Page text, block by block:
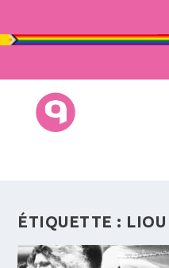
ÉTIQUETTE : LIOU